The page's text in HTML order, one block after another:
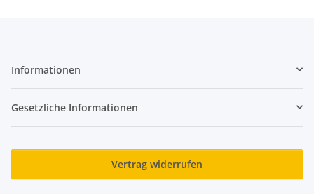
Informationen
Gesetzliche Informationen
Vertrag widerrufen